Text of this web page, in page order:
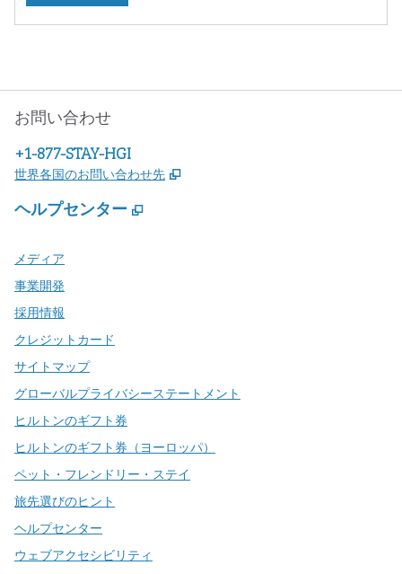
お問い合わせ
お電話番号:
+1-877-STAY-HGI
世界各国のお問い合わせ先 ,
ヘルプセンター ,
メディア
事業開発
採用情報
クレジットカード
サイトマップ
グローバルプライバシーステートメント
ヒルトンのギフト券
ヒルトンのギフト券（ヨーロッパ）
ペット・フレンドリー・ステイ
旅先選びのヒント
ヘルプセンター
ウェブアクセシビリティ